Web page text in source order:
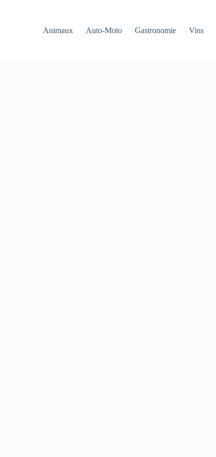
Animaux Auto-Moto Gastronomie Vins